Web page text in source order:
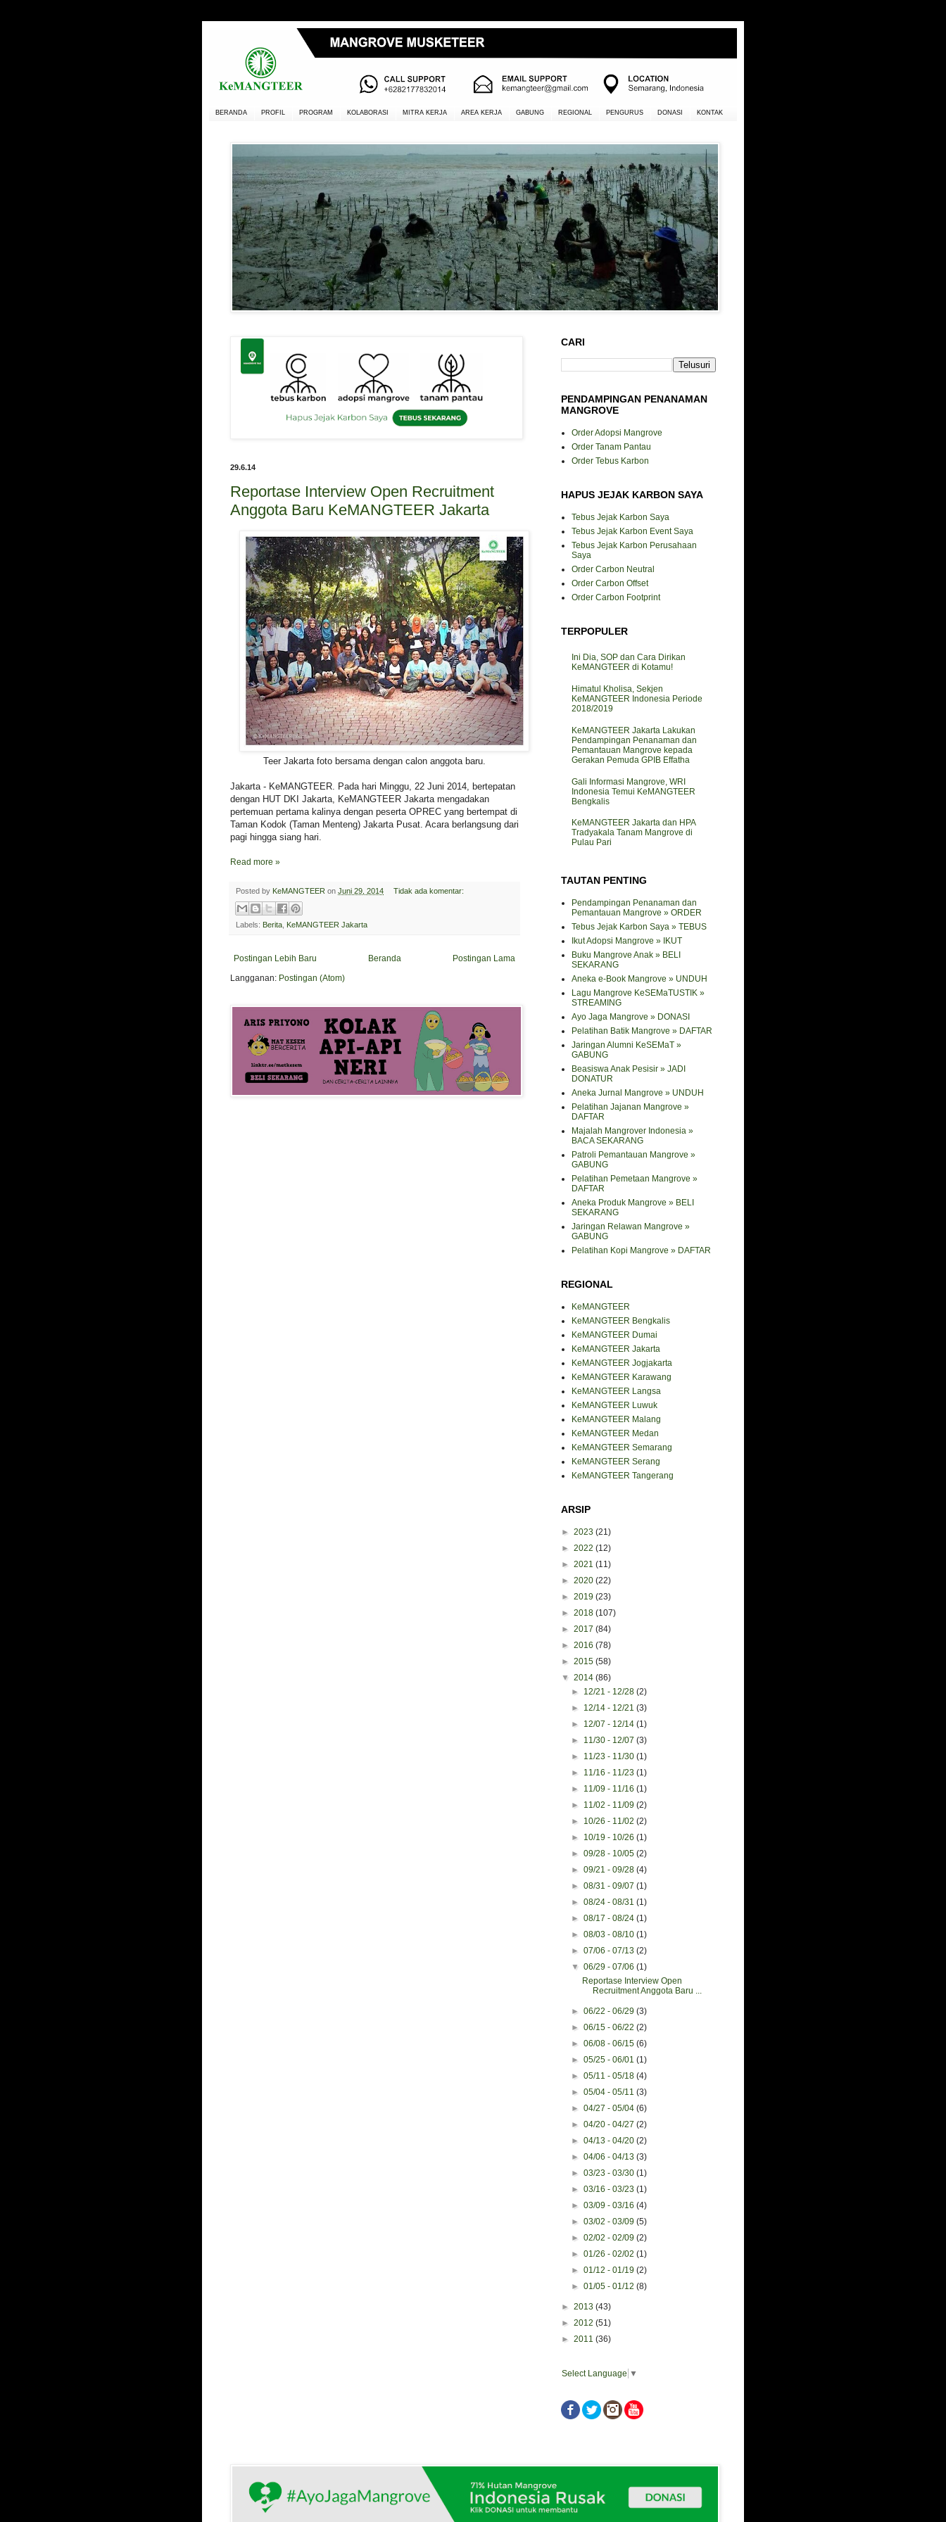
BERANDA PROFIL PROGRAM KOLABORASI MITRA KERJA AREA KERJA GABUNG REGIONAL PENGURUS DONASI KONTAK
29.6.14
Reportase Interview Open Recruitment
Anggota Baru KeMANGTEER Jakarta
Teer Jakarta foto bersama dengan calon anggota baru.
Jakarta - KeMANGTEER. Pada hari Minggu, 22 Juni 2014, bertepatan
dengan HUT DKI Jakarta, KeMANGTEER Jakarta mengadakan
pertemuan pertama kalinya dengan peserta OPREC yang bertempat di
Taman Kodok (Taman Menteng) Jakarta Pusat. Acara berlangsung dari
pagi hingga siang hari.
Read more »
Posted by KeMANGTEER on Juni 29, 2014 Tidak ada komentar:
Labels: Berita KeMANGTEER Jakarta
Postingan Lebih Baru Postingan Lama
Beranda
Langganan: Postingan (Atom)
CARI
PENDAMPINGAN PENANAMAN
MANGROVE
Order Adopsi Mangrove
Order Tanam Pantau
Order Tebus Karbon
HAPUS JEJAK KARBON SAYA
Tebus Jejak Karbon Saya
Tebus Jejak Karbon Event Saya
Tebus Jejak Karbon Perusahaan
Saya
Order Carbon Neutral
Order Carbon Offset
Order Carbon Footprint
TERPOPULER
Ini Dia, SOP dan Cara Dirikan
KeMANGTEER di Kotamu!
Himatul Kholisa, Sekjen
KeMANGTEER Indonesia Periode
2018/2019
KeMANGTEER Jakarta Lakukan
Pendampingan Penanaman dan
Pemantauan Mangrove kepada
Gerakan Pemuda GPIB Effatha
Gali Informasi Mangrove, WRI
Indonesia Temui KeMANGTEER
Bengkalis
KeMANGTEER Jakarta dan HPA
Tradyakala Tanam Mangrove di
Pulau Pari
TAUTAN PENTING
Pendampingan Penanaman dan
Pemantauan Mangrove » ORDER
Tebus Jejak Karbon Saya » TEBUS
Ikut Adopsi Mangrove » IKUT
Buku Mangrove Anak » BELI
SEKARANG
Aneka e-Book Mangrove » UNDUH
Lagu Mangrove KeSEMaTUSTIK »
STREAMING
Ayo Jaga Mangrove » DONASI
Pelatihan Batik Mangrove » DAFTAR
Jaringan Alumni KeSEMaT »
GABUNG
Beasiswa Anak Pesisir » JADI
DONATUR
Aneka Jurnal Mangrove » UNDUH
Pelatihan Jajanan Mangrove »
DAFTAR
Majalah Mangrover Indonesia »
BACA SEKARANG
Patroli Pemantauan Mangrove »
GABUNG
Pelatihan Pemetaan Mangrove »
DAFTAR
Aneka Produk Mangrove » BELI
SEKARANG
Jaringan Relawan Mangrove »
GABUNG
Pelatihan Kopi Mangrove » DAFTAR
REGIONAL
KeMANGTEER
KeMANGTEER Bengkalis
KeMANGTEER Dumai
KeMANGTEER Jakarta
KeMANGTEER Jogjakarta
KeMANGTEER Karawang
KeMANGTEER Langsa
KeMANGTEER Luwuk
KeMANGTEER Malang
KeMANGTEER Medan
KeMANGTEER Semarang
KeMANGTEER Serang
KeMANGTEER Tangerang
ARSIP
► 2023 (21)
► 2022 (12)
► 2021 (11)
► 2020 (22)
► 2019 (23)
► 2018 (107)
► 2017 (84)
► 2016 (78)
► 2015 (58)
▼ 2014 (86)
► 12/21 - 12/28(2)
► 12/14 - 12/21(3)
► 12/07 - 12/14(1)
► 11/30 - 12/07(3)
► 11/23 - 11/30(1)
► 11/16 - 11/23(1)
► 11/09 - 11/16(1)
► 11/02 - 11/09(2)
► 10/26 - 11/02(2)
► 10/19 - 10/26(1)
►09/28 - 10/05(2)
►09/21 - 09/28(4)
►08/31 - 09/07(1)
►08/24 - 08/31(1)
►08/17 - 08/24(1)
►08/03 - 08/10(1)
►07/06 - 07/13(2)
▼06/29 - 07/06(1)
Reportase Interview Open
Recruitment Anggota Baru ...
►06/22 - 06/29(3)
►06/15 - 06/22(2)
►06/08 - 06/15(6)
►05/25 - 06/01(1)
►05/11 - 05/18(4)
►05/04 - 05/11(3)
►04/27 - 05/04(6)
►04/20 - 04/27(2)
►04/13 - 04/20(2)
►04/06 - 04/13(3)
►03/23 - 03/30(1)
►03/16 - 03/23(1)
►03/09 - 03/16(4)
►03/02 - 03/09(5)
►02/02 - 02/09(2)
►01/26 - 02/02(1)
►01/12 - 01/19(2)
►01/05 - 01/12(8)
► 2013 (43)
► 2012 (51)
► 2011 (36)
Select Language ▼